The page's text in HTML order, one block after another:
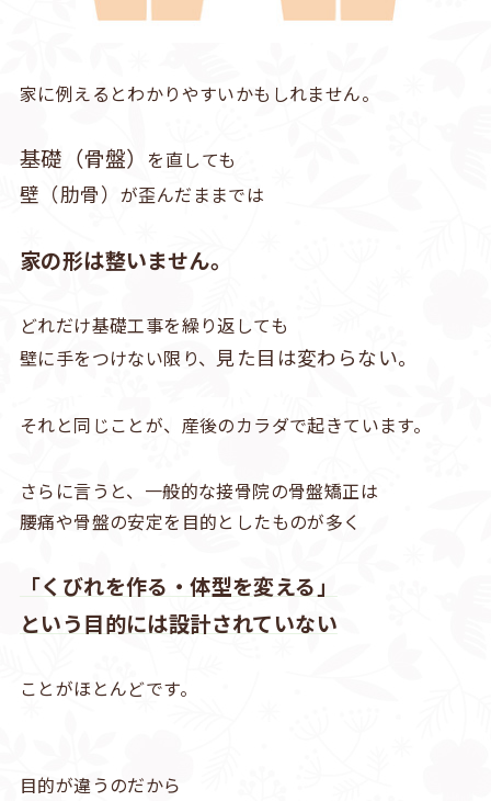
家に例えるとわかりやすいかもしれません。
基礎（骨盤） を直しても
壁（肋骨） が歪んだままでは
家の形は整いません。
どれだけ基礎工事を繰り返しても
壁に手をつけない限り、 見た目は変わらない。
それと同じことが、産後のカラダで起きています。
さらに言うと、一般的な接骨院の骨盤矯正は
腰痛や骨盤の安定を目的としたものが多く
「くびれを作る・体型を変える」
という目的には設計されていない
ことがほとんどです。
目的が違うのだから